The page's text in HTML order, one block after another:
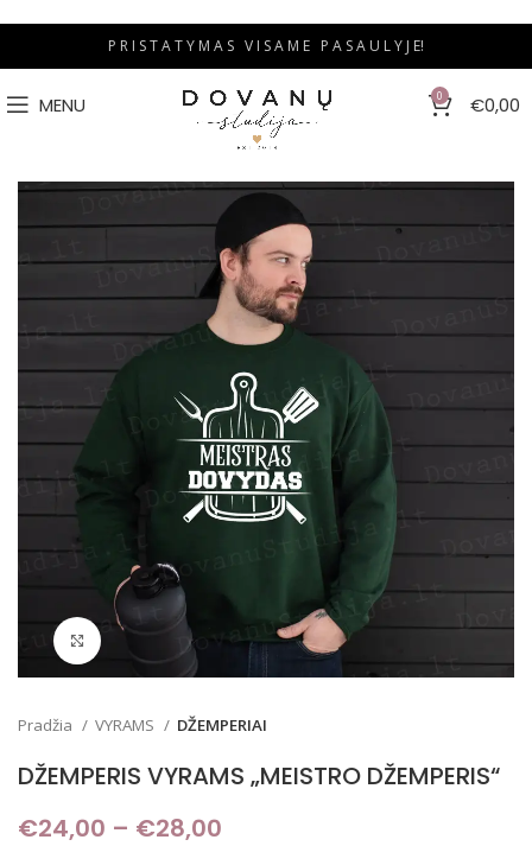
P R I S T A T Y M A S V I S A M E P A S A U L Y J E!
MENU 0 €0,00
Pradžia VYRAMS DŽEMPERIAI
DŽEMPERIS VYRAMS „MEISTRO DŽEMPERIS“
€24,00 – €28,00